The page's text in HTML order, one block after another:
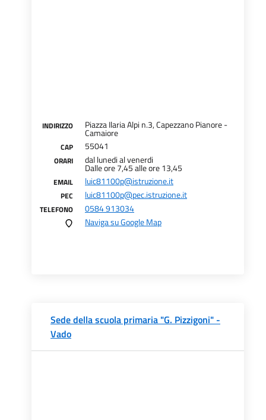
INDIRIZZO Piazza Ilaria Alpi n.3, Capezzano Pianore -
Camaiore
CAP 55041
ORARI dal lunedi al venerdi
Dalle ore 7,45 alle ore 13,45
EMAIL luic81100p@istruzione.it
PEC luic81100p@pec.istruzione.it
TELEFONO
0584 913034
Naviga su Google Map
Sede della scuola primaria "G. Pizzigoni" -
Vado